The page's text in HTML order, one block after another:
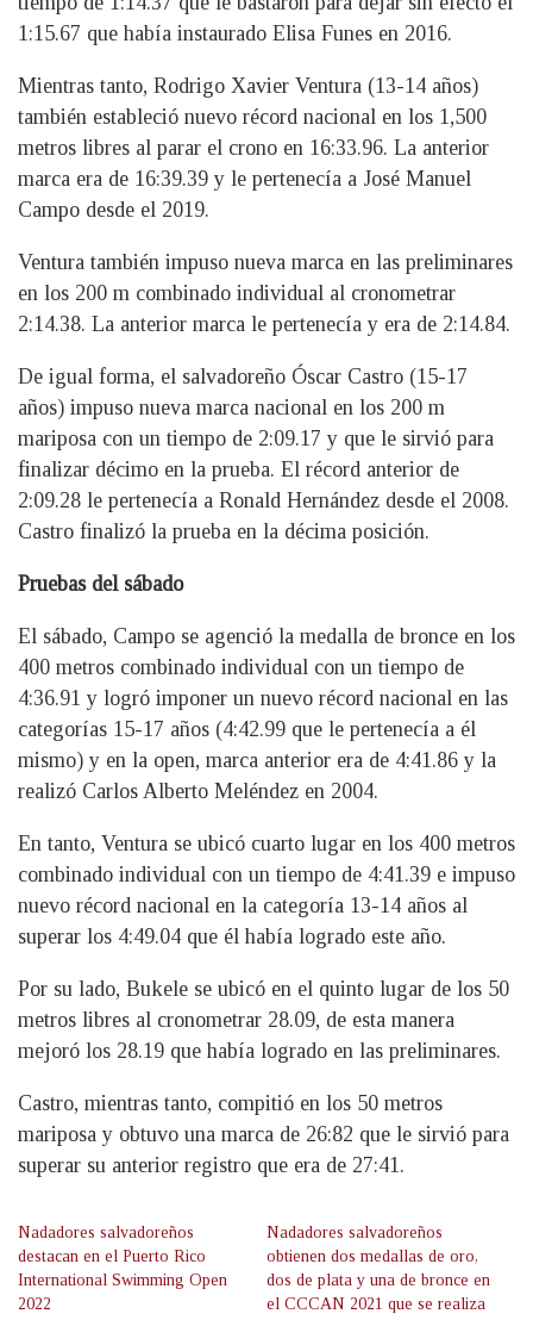
1:15.67 que había instaurado Elisa Funes en 2016.
Mientras tanto, Rodrigo Xavier Ventura (13-14 años)
también estableció nuevo récord nacional en los 1,500
metros libres al parar el crono en 16:33.96. La anterior
marca era de 16:39.39 y le pertenecía a José Manuel
Campo desde el 2019.
Ventura también impuso nueva marca en las preliminares
en los 200 m combinado individual al cronometrar
2:14.38. La anterior marca le pertenecía y era de 2:14.84.
De igual forma, el salvadoreño Óscar Castro (15-17
años) impuso nueva marca nacional en los 200 m
mariposa con un tiempo de 2:09.17 y que le sirvió para
finalizar décimo en la prueba. El récord anterior de
2:09.28 le pertenecía a Ronald Hernández desde el 2008.
Castro finalizó la prueba en la décima posición.
Pruebas del sábado
El sábado, Campo se agenció la medalla de bronce en los
400 metros combinado individual con un tiempo de
4:36.91 y logró imponer un nuevo récord nacional en las
categorías 15-17 años (4:42.99 que le pertenecía a él
mismo) y en la open, marca anterior era de 4:41.86 y la
realizó Carlos Alberto Meléndez en 2004.
En tanto, Ventura se ubicó cuarto lugar en los 400 metros
combinado individual con un tiempo de 4:41.39 e impuso
nuevo récord nacional en la categoría 13-14 años al
superar los 4:49.04 que él había logrado este año.
Por su lado, Bukele se ubicó en el quinto lugar de los 50
metros libres al cronometrar 28.09, de esta manera
mejoró los 28.19 que había logrado en las preliminares.
Castro, mientras tanto, compitió en los 50 metros
mariposa y obtuvo una marca de 26:82 que le sirvió para
superar su anterior registro que era de 27:41.
Nadadores salvadoreños
destacan en el Puerto Rico
International Swimming Open
2022
Nadadores salvadoreños
obtienen dos medallas de oro,
dos de plata y una de bronce en
el CCCAN 2021 que se realiza